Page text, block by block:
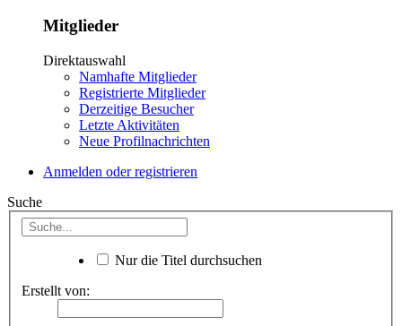
Mitglieder
Direktauswahl
Namhafte Mitglieder
Registrierte Mitglieder
Derzeitige Besucher
Letzte Aktivitäten
Neue Profilnachrichten
Anmelden oder registrieren
Suche
Nur die Titel durchsuchen
Erstellt von: